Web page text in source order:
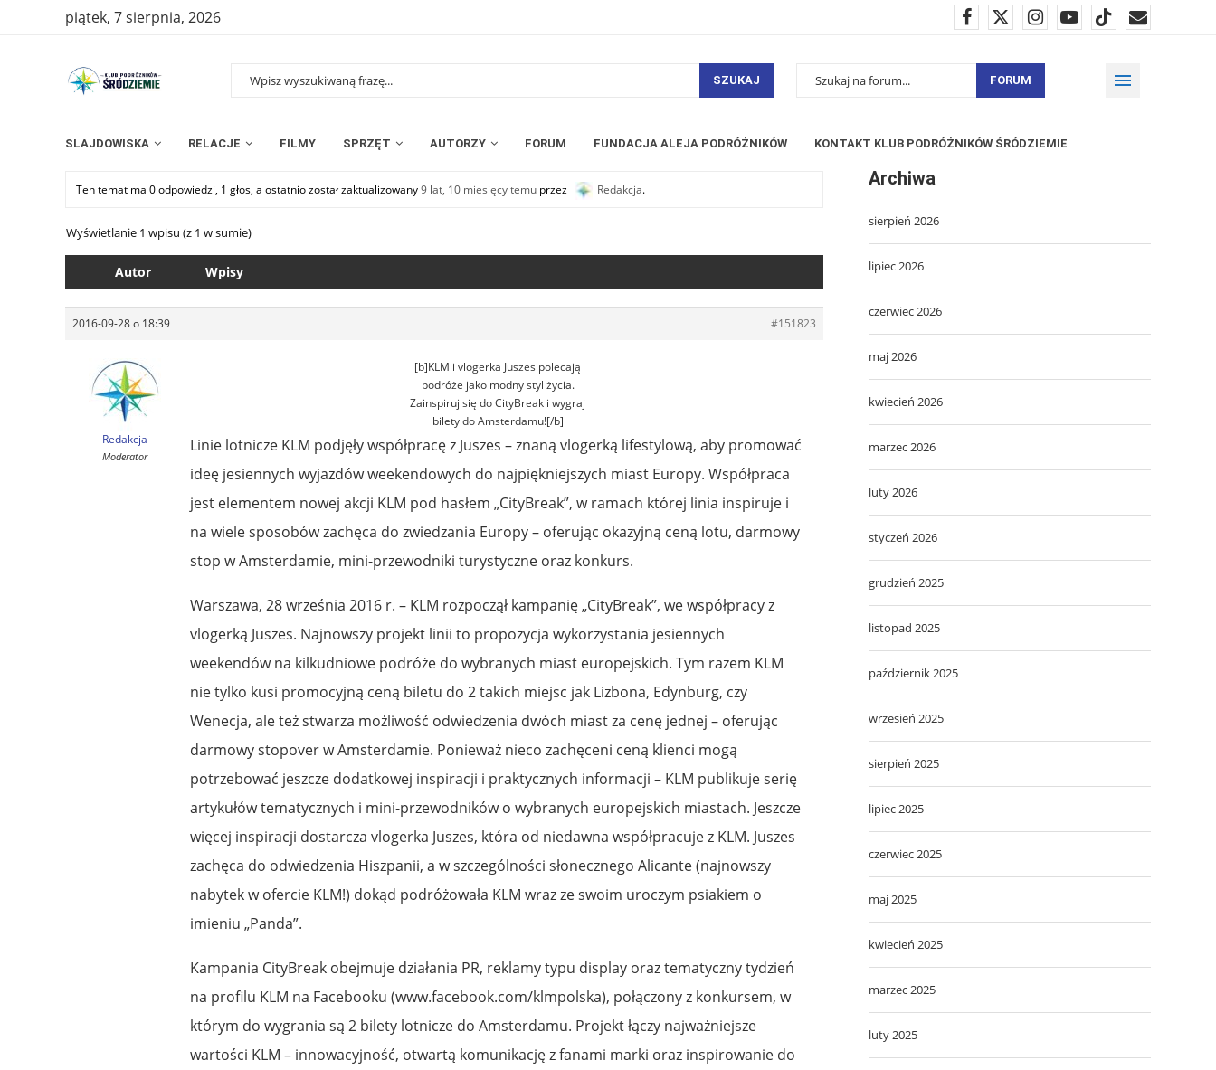
piątek, 7 sierpnia, 2026
SZUKAJ FORUM
SLAJDOWISKA RELACJE FILMY SPRZĘT AUTORZY FORUM FUNDACJA ALEJA PODRÓŻNIKÓW KONTAKT KLUB PODRÓŻNIKÓW ŚRÓDZIEMIE
Ten temat ma 0 odpowiedzi, 1 głos, a ostatnio został zaktualizowany9 lat, 10 miesięcy temu przez Redakcja.
Wyświetlanie 1 wpisu (z 1 w sumie)
Autor Wpisy
2016-09-28 o 18:39 #151823
Redakcja
Moderator
[b]KLM i vlogerka Juszes polecają
podróże jako modny styl życia.
Zainspiruj się do CityBreak i wygraj
bilety do Amsterdamu![/b]
Linie lotnicze KLM podjęły współpracę z Juszes – znaną vlogerką lifestylową, aby promować
ideę jesiennych wyjazdów weekendowych do najpiękniejszych miast Europy. Współpraca
jest elementem nowej akcji KLM pod hasłem „CityBreak”, w ramach której linia inspiruje i
na wiele sposobów zachęca do zwiedzania Europy – oferując okazyjną ceną lotu, darmowy
stop w Amsterdamie, mini-przewodniki turystyczne oraz konkurs.
Warszawa, 28 września 2016 r. – KLM rozpoczął kampanię „CityBreak”, we współpracy z
vlogerką Juszes. Najnowszy projekt linii to propozycja wykorzystania jesiennych
weekendów na kilkudniowe podróże do wybranych miast europejskich. Tym razem KLM
nie tylko kusi promocyjną ceną biletu do 2 takich miejsc jak Lizbona, Edynburg, czy
Wenecja, ale też stwarza możliwość odwiedzenia dwóch miast za cenę jednej – oferując
darmowy stopover w Amsterdamie. Ponieważ nieco zachęceni ceną klienci mogą
potrzebować jeszcze dodatkowej inspiracji i praktycznych informacji – KLM publikuje serię
artykułów tematycznych i mini-przewodników o wybranych europejskich miastach. Jeszcze
więcej inspiracji dostarcza vlogerka Juszes, która od niedawna współpracuje z KLM. Juszes
zachęca do odwiedzenia Hiszpanii, a w szczególności słonecznego Alicante (najnowszy
nabytek w ofercie KLM!) dokąd podróżowała KLM wraz ze swoim uroczym psiakiem o
imieniu „Panda”.
Kampania CityBreak obejmuje działania PR, reklamy typu display oraz tematyczny tydzień
na profilu KLM na Facebooku (www.facebook.com/klmpolska), połączony z konkursem, w
którym do wygrania są 2 bilety lotnicze do Amsterdamu. Projekt łączy najważniejsze
wartości KLM – innowacyjność, otwartą komunikację z fanami marki oraz inspirowanie do
Archiwa
sierpień 2026
lipiec 2026
czerwiec 2026
maj 2026
kwiecień 2026
marzec 2026
luty 2026
styczeń 2026
grudzień 2025
listopad 2025
październik 2025
wrzesień 2025
sierpień 2025
lipiec 2025
czerwiec 2025
maj 2025
kwiecień 2025
marzec 2025
luty 2025